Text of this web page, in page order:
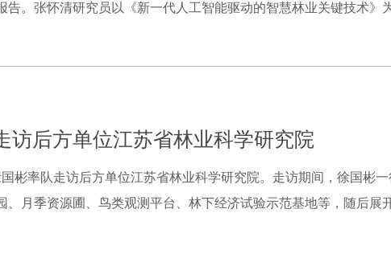
。张怀清研究员以《新一代人工智能驱动的智慧林业关键技术》
访后方单位江苏省林业科学研究院
彬率队走访后方单位江苏省林业科学研究院。走访期间，徐国彬
月季资源圃、鸟类观测平台、林下经济试验示范基地等，随后展